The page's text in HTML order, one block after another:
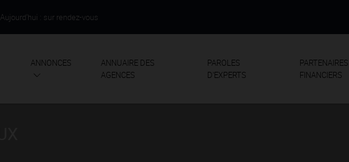
Aujourd'hui : sur rendez-vous
ANNONCES
ANNUAIRE DES
AGENCES
PAROLES
D'EXPERTS
PARTENAIRES
FINANCIERS